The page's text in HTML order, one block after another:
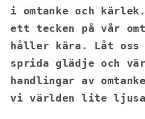
i omtanke och
ett tecken på vår
håller kära. Låt oss
sprida glädje och
handlingar av
vi världen lite